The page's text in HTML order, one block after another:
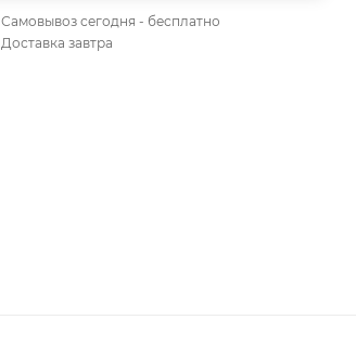
Самовывоз сегодня - бесплатно
Доставка завтра